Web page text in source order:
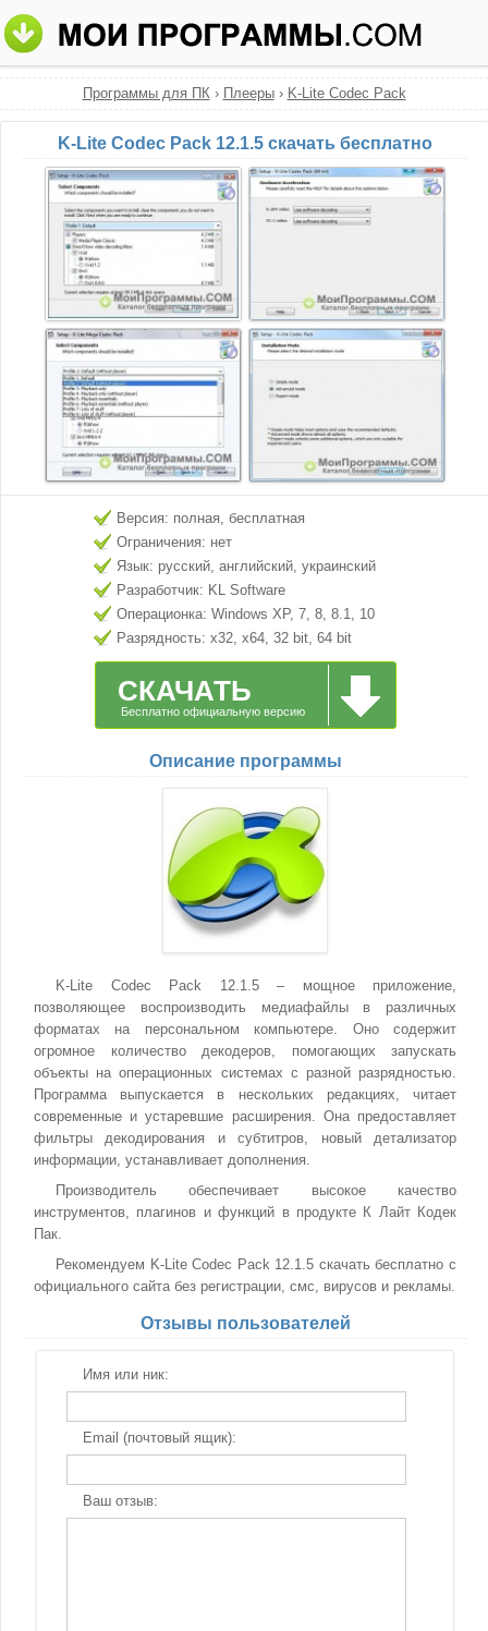
Программы для ПК› Плееры› K-Lite Codec Pack
K-Lite Codec Pack 12.1.5 скачать бесплатно
Версия: полная, бесплатная
Ограничения: нет
Язык: русский, английский, украинский
Разработчик: KL Software
Операционка: Windows XP, 7, 8, 8.1, 10
Разрядность: x32, x64, 32 bit, 64 bit
СКАЧАТЬ
Бесплатно официальную версию
Описание программы
K-Lite Codec Pack 12.1.5 – мощное приложение,
позволяющее воспроизводить медиафайлы в различных
форматах на персональном компьютере. Оно содержит
огромное количество декодеров, помогающих запускать
объекты на операционных системах с разной разрядностью.
Программа выпускается в нескольких редакциях, читает
современные и устаревшие расширения. Она предоставляет
фильтры декодирования и субтитров, новый детализатор
информации, устанавливает дополнения.
Производитель обеспечивает высокое качество
инструментов, плагинов и функций в продукте К Лайт Кодек
Пак.
Рекомендуем K-Lite Codec Pack 12.1.5 скачать бесплатно с
официального сайта без регистрации, смс, вирусов и рекламы.
Отзывы пользователей
Имя или ник:
Email (почтовый ящик):
Ваш отзыв: